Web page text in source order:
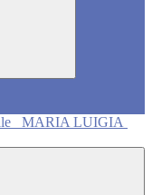
MARIA LUIGIA